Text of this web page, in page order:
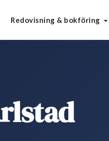
Redovisning & bokföring